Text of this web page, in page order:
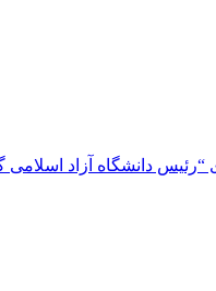
دانشگاه آزاد اسلامی